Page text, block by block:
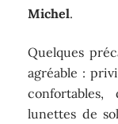
Michel.
Quelques
agréable :
confortables,
lunettes de